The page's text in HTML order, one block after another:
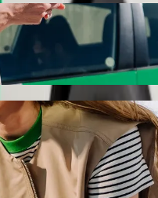
Bolt vožnjom na
Qəbələ Filialı. Korištenjem
Qəbələ Filialı